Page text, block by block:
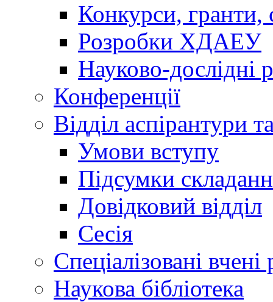
Конкурси, гранти,
Розробки ХДАЕУ
Науково-дослідні
Конференції
Відділ аспірантури
Умови вступу
Підсумки
Довідковий відділ
Сесія
Спеціалізовані вчені
Наукова бібліотека